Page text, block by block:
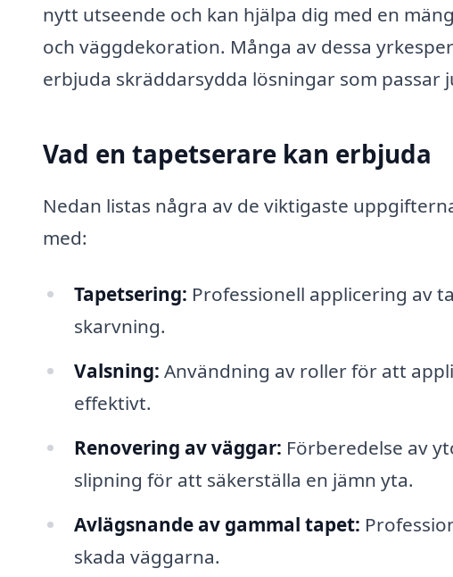
nytt utseende och kan hjälpa dig med en
och väggdekoration. Många av dessa
erbjuda skräddarsydda lösningar som passar
Vad en tapetserare kan erbjuda
Nedan listas några av de viktigaste
med:
Tapetsering: Professionell applicering av
skarvning.
Valsning: Användning av roller för att
effektivt.
Renovering av väggar: Förberedelse av
slipning för att säkerställa en jämn yta.
Avlägsnande av gammal tapet:
skada väggarna.